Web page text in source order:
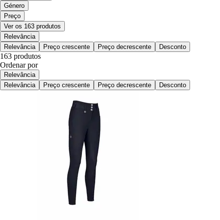
Género
Preço
Ver os 163 produtos
Relevância
Relevância
Preço crescente Preço decrescente Desconto
163 produtos
Ordenar por
Relevância
Relevância
Preço crescente Preço decrescente Desconto